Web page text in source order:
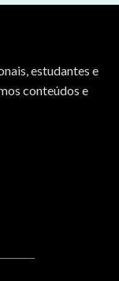
estudantes e
conteúdos e